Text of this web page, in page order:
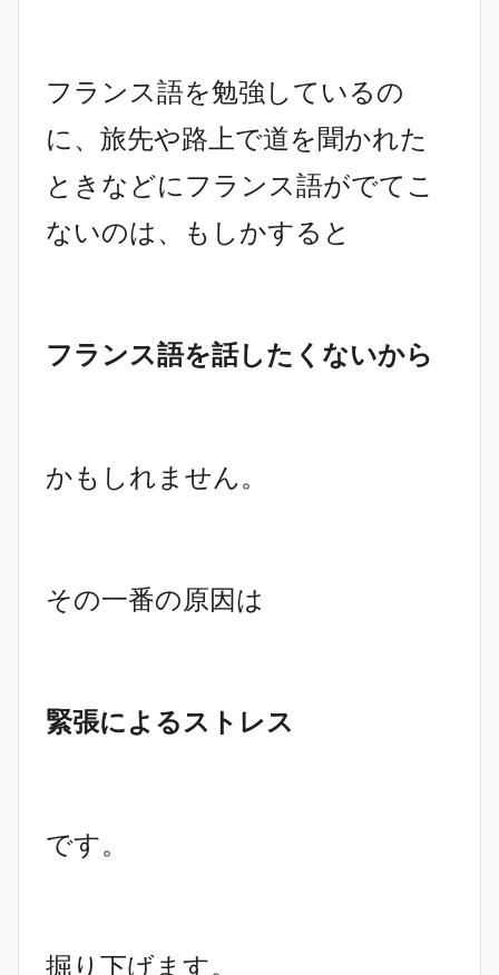
フランス語を勉強しているの
に、旅先や路上で道を聞かれた
ときなどにフランス語がでてこ
ないのは、もしかすると
フランス語を話したくないから
かもしれません。
その一番の原因は
緊張によるストレス
です。
掘り下げます。